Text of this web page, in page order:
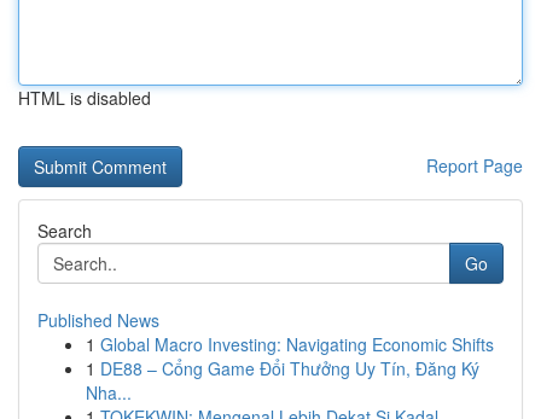
HTML is disabled
Report Page
Search
Go
Published News
1 Global Macro Investing: Navigating Economic Shifts
1 DE88 – Cổng Game Đổi Thưởng Uy Tín, Đăng Ký
Nha...